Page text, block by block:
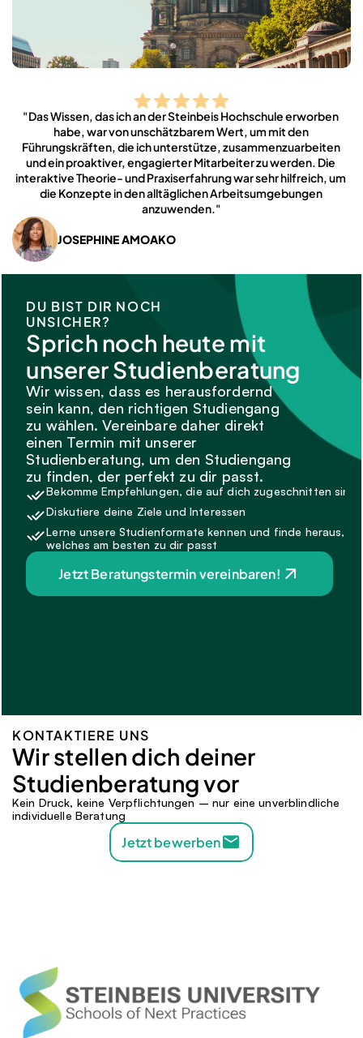
"Das Wissen, das ich an der Steinbeis Hochschule erworben
habe, war von unschätzbarem Wert, um mit den
Führungskräften, die ich unterstütze, zusammenzuarbeiten
und ein proaktiver, engagierter Mitarbeiter zu werden. Die
interaktive Theorie- und Praxiserfahrung war sehr hilfreich, um
die Konzepte in den alltäglichen Arbeitsumgebungen
anzuwenden."
JOSEPHINE AMOAKO
DU BIST DIR NOCH
UNSICHER?
Sprich noch heute mit
unserer Studienberatung
Wir wissen, dass es herausfordernd
sein kann, den richtigen Studiengang
zu wählen. Vereinbare daher direkt
einen Termin mit unserer
Studienberatung, um den Studiengang
zu finden, der perfekt zu dir passt.
Bekomme Empfehlungen, die auf dich zugeschnitten sind.
Diskutiere deine Ziele und Interessen
Lerne unsere Studienformate kennen und finde heraus,
welches am besten zu dir passt
Jetzt Beratungstermin vereinbaren!
KONTAKTIERE UNS
Wir stellen dich deiner
Studienberatung vor
Kein Druck, keine Verpflichtungen – nur eine unverblindliche
individuelle Beratung
Jetzt bewerben